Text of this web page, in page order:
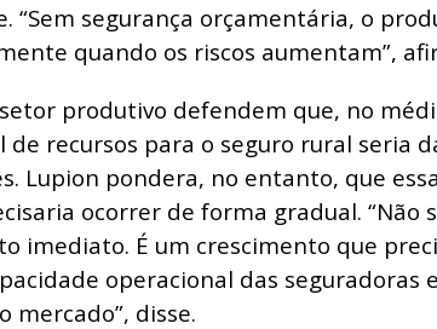
“Sem segurança orçamentária, o
quando os riscos aumentam”,
produtivo defendem que, no
de recursos para o seguro rural seria
Lupion pondera, no entanto, que essa
ocorrer de forma gradual. “Não
imediato. É um crescimento que
operacional das seguradoras
mercado”, disse.